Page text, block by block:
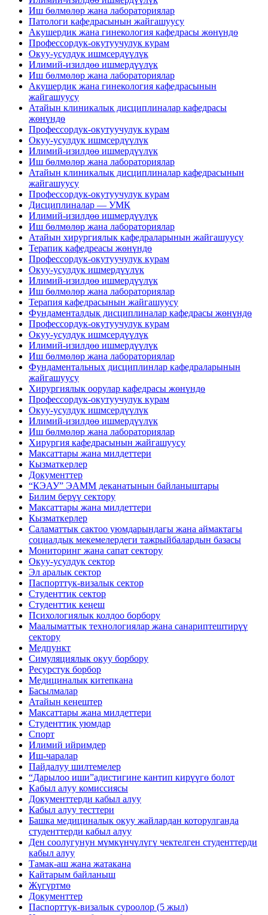
Иш бөлмөлөр жана лабораториялар
Патологи кафедрасынын жайгашуусу
Акушердик жана гинекология кафедрасы жөнүндө
Профессордук-окутуучулук курам
Окуу-усулдук ишмсердүүлүк
Илимий-изилдөө ишмердүүлүк
Иш бөлмөлөр жана лабораториялар
Акушердик жана гинекология кафедрасынын
жайгашуусу
Атайын клиникалык дисциплиналар кафедрасы
жөнүндө
Профессордук-окутуучулук курам
Окуу-усулдук ишмсердүүлүк
Илимий-изилдөө ишмердүүлүк
Иш бөлмөлөр жана лабораториялар
Атайын клиникалык дисциплиналар кафедрасынын
жайгашуусу
Профессордук-окутуучулук курам
Дисциплиналар — УМК
Илимий-изилдөө ишмердүүлүк
Иш бөлмөлөр жана лабораториялар
Атайын хирургиялык кафедраларынын жайгашуусу
Терапик кафедреасы жөнүндө
Профессордук-окутуучулук курам
Окуу-усулдук ишмердүүлүк
Илимий-изилдөө ишмердүүлүк
Иш бөлмөлөр жана лабораториялар
Терапия кафедрасынын жайгашуусу
Фундаменталдык дисциплиналар кафедрасы жөнүндө
Профессордук-окутуучулук курам
Окуу-усулдук ишмсердүүлүк
Илимий-изилдөө ишмердүүлүк
Иш бөлмөлөр жана лабораториялар
Фундаментальных дисциплинлар кафедраларынын
жайгашуусу
Хирургиялык оорулар кафедрасы жөнүндө
Профессордук-окутуучулук курам
Окуу-усулдук ишмсердүүлүк
Илимий-изилдөө ишмердүүлүк
Иш бөлмөлөр жана лабораториялар
Хирургия кафедрасынын жайгашуусу
Максаттары жана милдеттери
Кызматкерлер
Документтер
“КЭАУ” ЭАММ деканатынын байланыштары
Билим берүү сектору
Максаттары жана милдеттери
Кызматкерлер
Саламаттык сактоо уюмдарындагы жана аймактагы
социалдык мекемелердеги тажрыйбалардын базасы
Мониторинг жана сапат сектору
Окуу-усулдук сектор
Эл аралык сектор
Паспорттук-визалык сектор
Студенттик сектор
Студенттик кеңеш
Психологиялык колдоо борбору
Маалыматтык технологиялар жана санариптештирүү
сектору
Медпункт
Симуляциялык окуу борбору
Ресурстук борбор
Медициналык китепкана
Басылмалар
Атайын кеңештер
Максаттары жана милдеттери
Студенттик уюмдар
Спорт
Илимий ийримдер
Иш-чаралар
Пайдалуу шилтемелер
“Дарылоо иши”адистигине кантип кирүүгө болот
Кабыл алуу комиссиясы
Документтерди кабыл алуу
Кабыл алуу тесттери
Башка медициналык окуу жайлардан которулганда
студенттерди кабыл алуу
Ден соолугунун мүмкүнчүлүгү чектелген студенттерди
кабыл алуу
Тамак-аш жана жатакана
Кайтарым байланыш
Жүгүртмө
Документтер
Паспорттук-визалык суроолор (5 жыл)